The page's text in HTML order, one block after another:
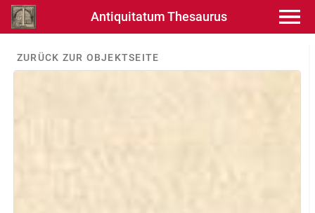
Antiquitatum Thesaurus
ZURÜCK ZUR OBJEKTSEITE